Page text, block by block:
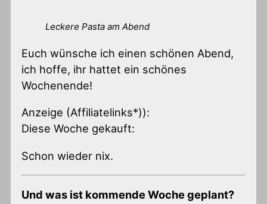
Leckere Pasta am Abend
Euch wünsche ich einen schönen Abend,
ich hoffe, ihr hattet ein schönes
Wochenende!
Anzeige (Affiliatelinks*)):
Diese Woche gekauft:
Schon wieder nix.
Und was ist kommende Woche geplant?